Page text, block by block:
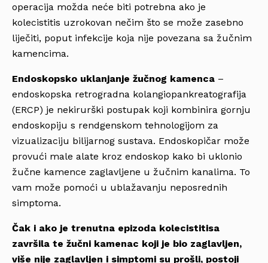
operacija možda neće biti potrebna ako je
kolecistitis uzrokovan nečim što se može zasebno
liječiti, poput infekcije koja nije povezana sa žučnim
kamencima.
Endoskopsko uklanjanje žučnog kamenca –
endoskopska retrogradna kolangiopankreatografija
(ERCP) je nekirurški postupak koji kombinira gornju
endoskopiju s rendgenskom tehnologijom za
vizualizaciju bilijarnog sustava. Endoskopičar može
provući male alate kroz endoskop kako bi uklonio
žučne kamence zaglavljene u žučnim kanalima. To
vam može pomoći u ublažavanju neposrednih
simptoma.
Čak i ako je trenutna epizoda kolecistitisa
završila te žučni kamenac koji je bio zaglavljen,
više nije zaglavljen i simptomi su prošli, postoji